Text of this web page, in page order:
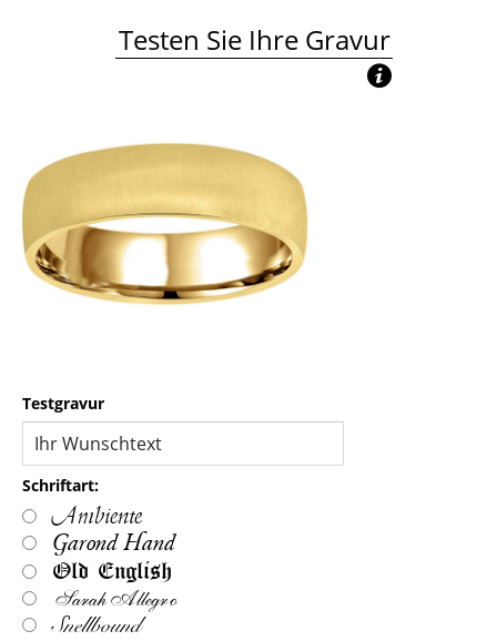
Testen Sie Ihre Gravur
Testgravur
Schriftart:
Ambiente
Garond Hand
Old English
Sarah Allegro
Snellbound